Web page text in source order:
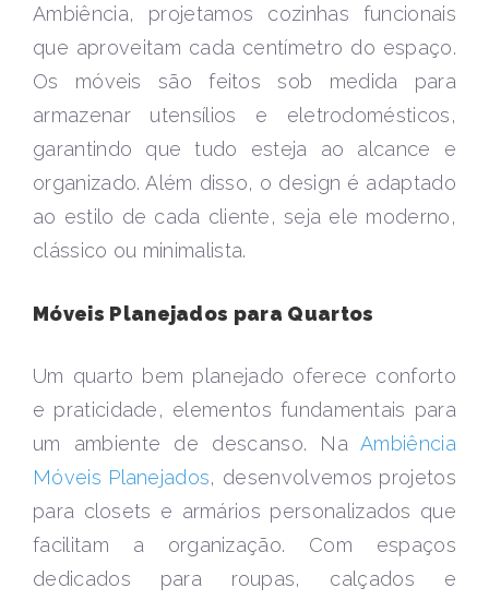
Ambiência, projetamos cozinhas funcionais
que aproveitam cada centímetro do espaço.
Os móveis são feitos sob medida para
armazenar utensílios e eletrodomésticos,
garantindo que tudo esteja ao alcance e
organizado. Além disso, o design é adaptado
ao estilo de cada cliente, seja ele moderno,
clássico ou minimalista.
Móveis Planejados para Quartos
Um quarto bem planejado oferece conforto
e praticidade, elementos fundamentais para
um ambiente de descanso. NaAmbiência
Móveis Planejados, desenvolvemos projetos
para closets e armários personalizados que
facilitam a organização. Com espaços
dedicados para roupas, calçados e